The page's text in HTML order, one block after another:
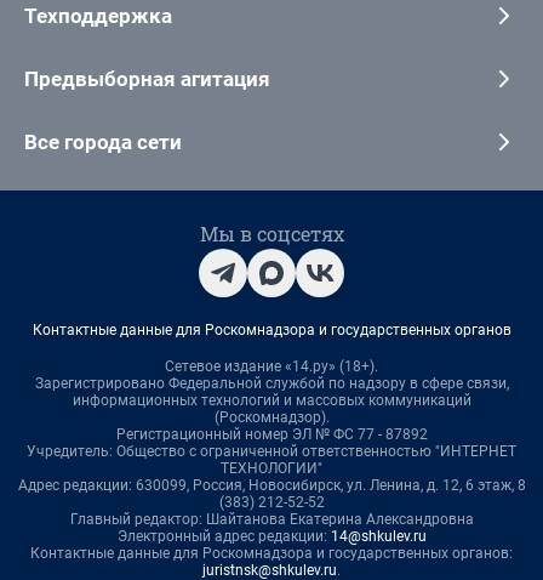
Техподдержка
Предвыборная агитация
Все города сети
Мы в соцсетях
Контактные данные для Роскомнадзора и государственных органов
Сетевое издание «14.ру» (18+).
Зарегистрировано Федеральной службой по надзору в сфере связи,
информационных технологий и массовых коммуникаций
(Роскомнадзор).
Регистрационный номер ЭЛ № ФС 77 - 87892
Учредитель: Общество с ограниченной ответственностью "ИНТЕРНЕТ
ТЕХНОЛОГИИ"
Адрес редакции: 630099, Россия, Новосибирск, ул. Ленина, д. 12, 6 этаж, 8
(383) 212-52-52
Главный редактор: Шайтанова Екатерина Александровна
Электронный адрес редакции: 14@shkulev.ru
Контактные данные для Роскомнадзора и государственных органов:
juristnsk@shkulev.ru.